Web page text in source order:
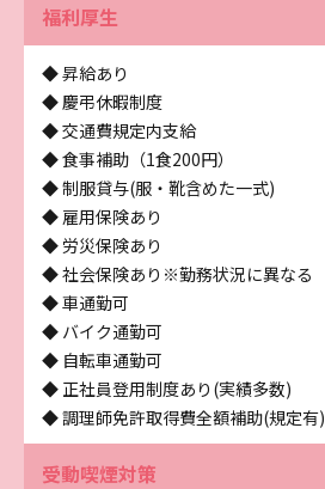
福利厚生
◆ 昇給あり
◆ 慶弔休暇制度
◆ 交通費規定内支給
◆ 食事補助（1食200円）
◆ 制服貸与(服・靴含めた一式)
◆ 雇用保険あり
◆ 労災保険あり
◆ 社会保険あり※勤務状況に異なる
◆ 車通勤可
◆ バイク通勤可
◆ 自転車通勤可
◆ 正社員登用制度あり(実績多数)
◆ 調理師免許取得費全額補助(規定有)
受動喫煙対策